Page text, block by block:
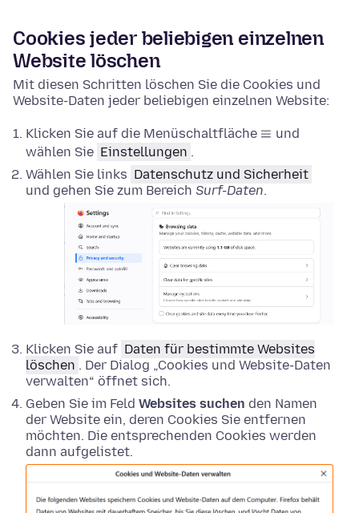
Cookies jeder beliebigen einzelnen
Website löschen
Mit diesen Schritten löschen Sie die Cookies und
Website-Daten jeder beliebigen einzelnen Website:
Klicken Sie auf die Menüschaltfläche
und
wählen Sie Einstellungen .
Wählen Sie links Datenschutz und Sicherheit
und gehen Sie zum Bereich Surf-Daten.
Klicken Sie auf Daten für bestimmte Websites
löschen . Der Dialog „Cookies und Website-Daten
verwalten“ öffnet sich.
Geben Sie im Feld Websites suchen den Namen
der Website ein, deren Cookies Sie entfernen
möchten. Die entsprechenden Cookies werden
dann aufgelistet.